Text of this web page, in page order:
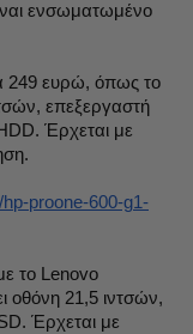
ενσωματωμένο
249 ευρώ, όπως το
επεξεργαστή
Έρχεται με
proone-600-g1-
το Lenovo
οθόνη 21,5 ιντσών,
Έρχεται με